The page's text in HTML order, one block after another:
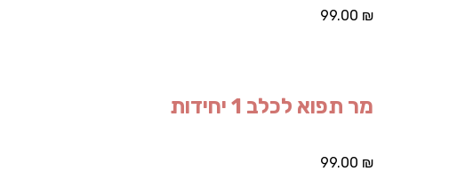
99.00 ₪
מר תפוא לכלב 1 יחידות
99.00 ₪